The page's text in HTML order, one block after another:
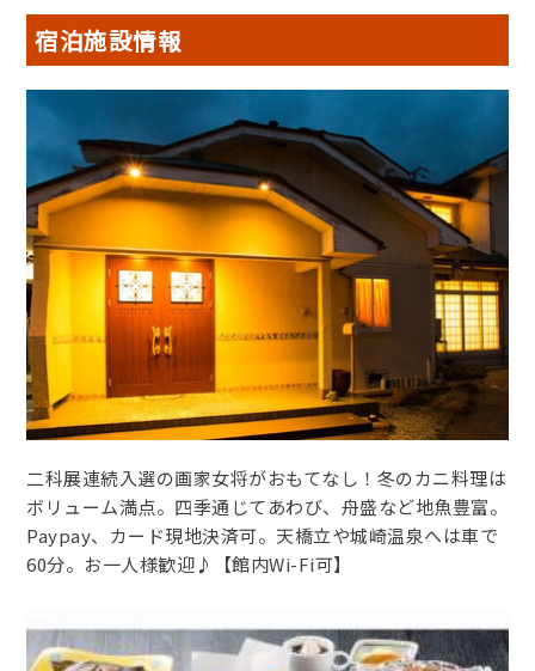
宿泊施設情報
二科展連続入選の画家女将がおもてなし！冬のカニ料理は
ボリューム満点。四季通じてあわび、舟盛など地魚豊富。
Paypay、カード現地決済可。天橋立や城崎温泉へは車で
60分。お一人様歓迎♪【館内Wi-Fi可】